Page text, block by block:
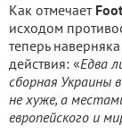
Как отмечает
исходом
теперь
действия: «Едва
сборная Украины
не хуже, а
европейского и